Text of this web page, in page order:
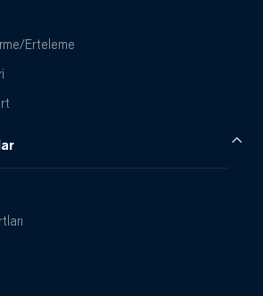
Erteleme